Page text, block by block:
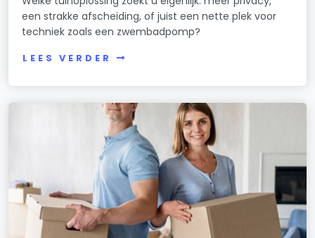
een strakke afscheiding, of juist een nette plek voor
techniek zoals een zwembadpomp?
LEES VERDER